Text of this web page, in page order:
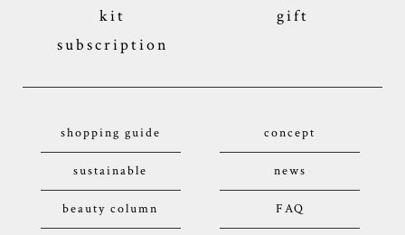
kit
gift
subscription
shopping guide concept
sustainable news
beauty column FAQ